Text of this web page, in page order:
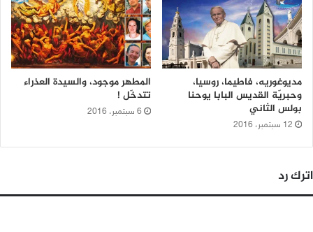
مديوغوريه، فاطيما، روسيا،
وحبريّة القديس البابا يوحنا
بولس الثاني
12 سبتمبر، 2016
المطهر موجود، والسيدة العذراء
تتدخّل !
6 سبتمبر، 2016
اترك رد